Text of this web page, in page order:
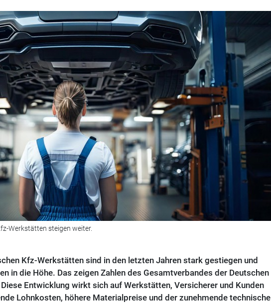
Werkstätten steigen weiter.
Kfz-Werkstätten sind in den letzten Jahren stark gestiegen und
in die Höhe. Das zeigen Zahlen des Gesamtverbandes der Deutschen
Entwicklung wirkt sich auf Werkstätten, Versicherer und Kunden
Lohnkosten, höhere Materialpreise und der zunehmende technische